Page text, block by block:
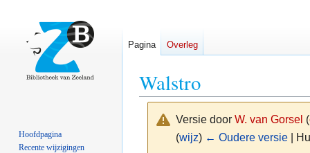
Walstro
Versie door W. van Gorsel (
(wijz) ← Oudere versie|
Pagina Overleg
Hoofdpagina
Recente wijzigingen